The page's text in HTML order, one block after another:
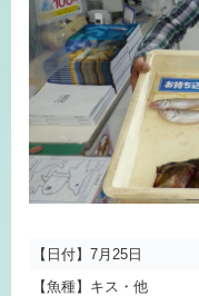
【日付】7月25日
【魚種】キス・他